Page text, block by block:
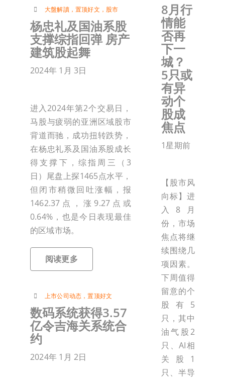
大盤解讀， 置顶好文 ， 股市
杨忠礼及国油系股
支撑综指回弹 房产
建筑股起舞
2024年 1月 3日
进入2024年第2个交易日，
马股与疲弱的亚洲区域股市
背道而驰，成功扭转跌势，
在杨忠礼系及国油系股成长
得支撑下，综指周三（3
日）尾盘上探1465点水平，
但闭市稍微回吐涨幅，报
1462.37点，涨9.27点或
0.64%，也是今日表现最佳
的区域市场。
阅读更多
上市公司动态 ，置顶好文
数码系统获得3.57
亿令吉海关系统合
约
2024年 1月 2日
8月行
情能
否再
下一
城？
5只或
有异
动个
股成
焦点
1星期前
【股市风
向标】进
入8月
份，市场
焦点将继
续围绕几
项因素。
下周值得
留意的个
股有5
只，其中
油气股2
只、AI相
关股1
只、半导